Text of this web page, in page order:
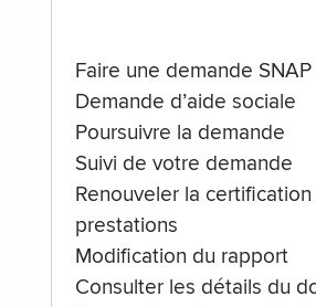
Faire une demande SNAP
Demande d’aide sociale
Poursuivre la demande
Suivi de votre demande
Renouveler la
prestations
Modification du rapport
Consulter les détails du